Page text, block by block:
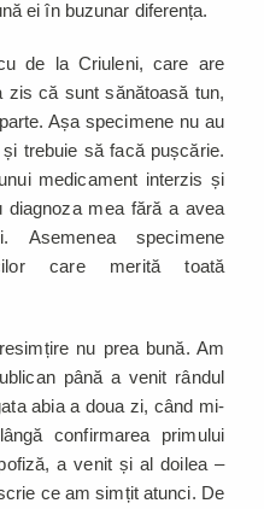
ei în buzunar diferența.
de la Criuleni, care are
zis că sunt sănătoasă tun,
Așa specimene nu au
trebuie să facă pușcărie.
medicament interzis și
diagnoza mea fără a avea
Asemenea specimene
care merită toată
nu prea bună. Am
până a venit rândul
abia a doua zi, când mi-
confirmarea primului
a venit și al doilea –
ce am simțit atunci. De